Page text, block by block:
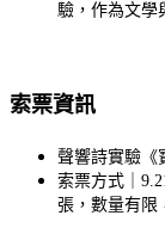
驗，作為文學
索票資訊
聲響詩實驗《
索票方式｜
張，數量有限